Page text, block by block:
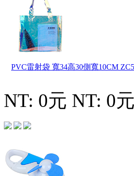
PVC雷射袋 寬34高30側寬10CM
NT: 0元 NT: 0元